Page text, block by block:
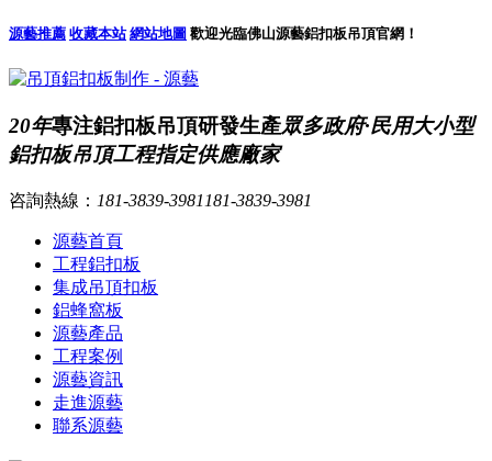
源藝推薦 收藏本站 網站地圖 歡迎光臨佛山源藝鋁扣板吊頂官網！
20年專注鋁扣板吊頂研發生產眾多政府·民用大小型
鋁扣板吊頂工程指定供應廠家
咨詢熱線： 181-3839-3981 181-3839-3981
源藝首頁
工程鋁扣板
集成吊頂扣板
鋁蜂窩板
源藝產品
工程案例
源藝資訊
走進源藝
聯系源藝